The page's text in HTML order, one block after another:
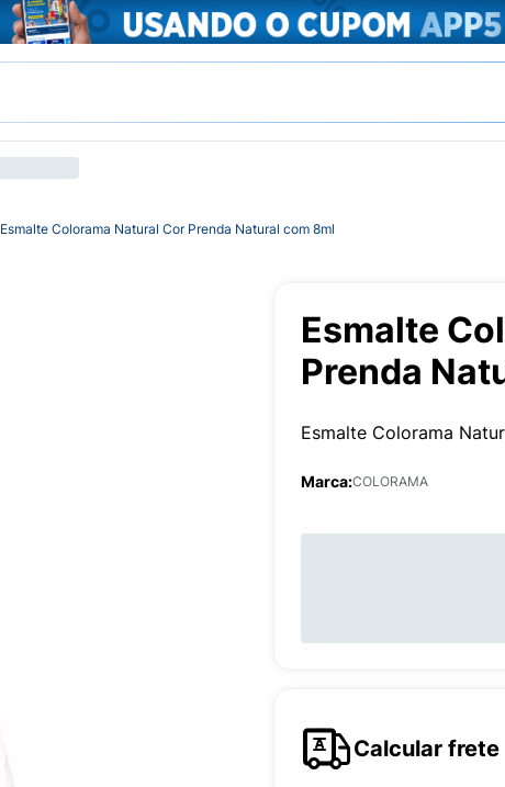
Esmalte Colorama Natural Cor Prenda Natural com 8ml
Esmalte
Prenda
Esmalte Colorama
Marca:COLORAMA
Calcular frete